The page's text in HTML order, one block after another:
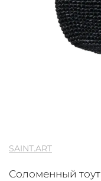
SAINT.ART
Соломенный тоут